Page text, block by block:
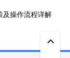
及操作流程详解